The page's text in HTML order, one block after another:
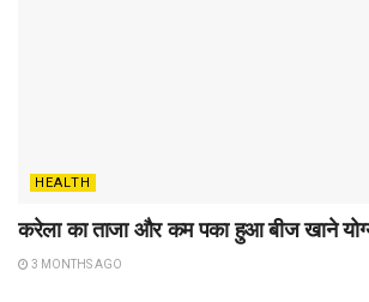
HEALTH
करेला का ताजा और कम पका हुआ बीज खाने
3 MONTHS AGO